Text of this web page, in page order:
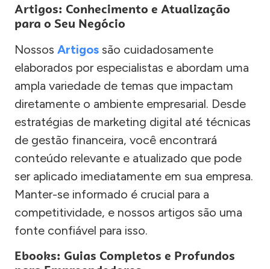
Artigos: Conhecimento e Atualização
para o Seu Negócio
Nossos Artigos são cuidadosamente
elaborados por especialistas e abordam uma
ampla variedade de temas que impactam
diretamente o ambiente empresarial. Desde
estratégias de marketing digital até técnicas
de gestão financeira, você encontrará
conteúdo relevante e atualizado que pode
ser aplicado imediatamente em sua empresa.
Manter-se informado é crucial para a
competitividade, e nossos artigos são uma
fonte confiável para isso.
Ebooks: Guias Completos e Profundos